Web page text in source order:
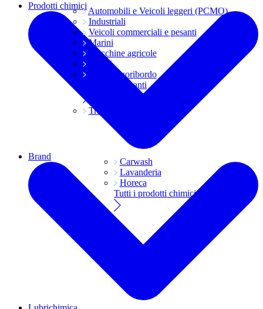
Automobili e Veicoli leggeri (PCMO)
Industriali
Veicoli commerciali e pesanti
Marini
Macchine agricole
Grassi
Moto e fuoribordo
Tutti i lubrificanti
Trasmissioni
Prodotti chimici
Carwash
Lavanderia
Horeca
Tutti i prodotti chimici
Brand